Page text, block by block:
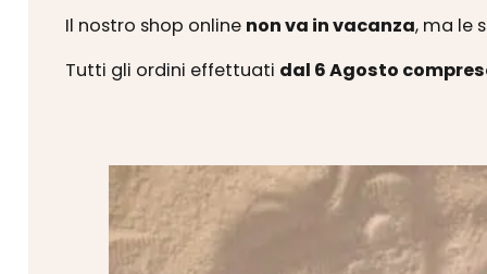
Il nostro shop online non va in vacanza, ma le
Tutti gli ordini effettuati dal 6 Agosto